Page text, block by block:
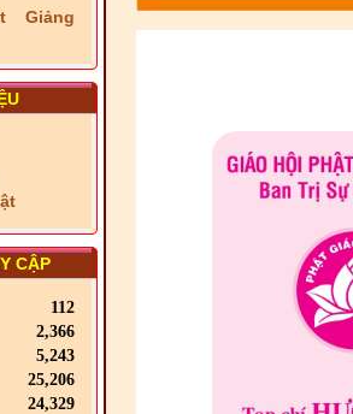
Giảng
CẬP
112
2,366
5,243
25,206
24,329